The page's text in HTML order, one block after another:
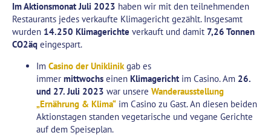
Im Aktionsmonat Juli 2023 haben wir mit den teilnehmenden
Restaurants jedes verkaufte Klimagericht gezählt. Insgesamt
wurden 14.250 Klimagerichte verkauft und damit 7,26 Tonnen
CO2äq eingespart.
Im Casino der Uniklinikgab es
immer mittwochs einen Klimagericht im Casino. Am 26.
und 27. Juli 2023 war unsere Wanderausstellung
„Ernährung & Klima“ im Casino zu Gast. An diesen beiden
Aktionstagen standen vegetarische und vegane Gerichte
auf dem Speiseplan.